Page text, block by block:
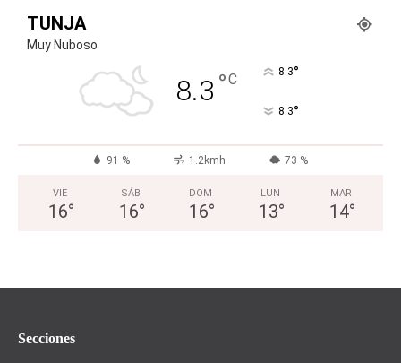
TUNJA
Muy Nuboso
8.3 °C 8.3°
8.3°
91 % 1.2kmh 73 %
VIE
16°
SÁB
16°
DOM
16°
LUN
13°
MAR
14°
Secciones